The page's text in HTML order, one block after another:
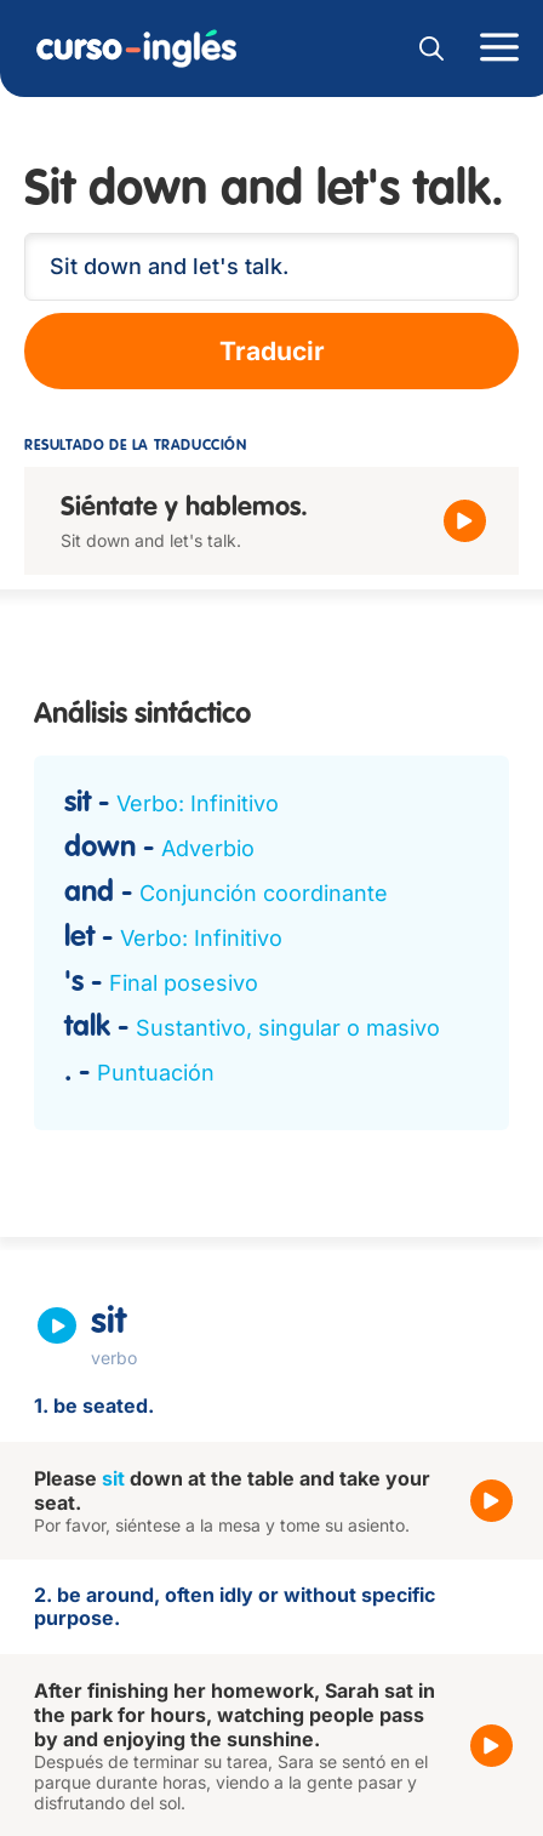
Sit down and let's talk.
Traducir
RESULTADO DE LA TRADUCCIÓN
Siéntate y hablemos.
Sit down and let's talk.
Análisis sintáctico
sit Verbo: Infinitivo
down Adverbio
and Conjunción coordinante
let Verbo: Infinitivo
's Final posesivo
talk Sustantivo, singular o masivo
. Puntuación
sit
verbo
1. be seated.
Please sit down at the table and take your
seat.
Por favor, siéntese a la mesa y tome su asiento.
2. be around, often idly or without specific
purpose.
After finishing her homework, Sarah sat in
the park for hours, watching people pass
by and enjoying the sunshine.
Después de terminar su tarea, Sara se sentó en el
parque durante horas, viendo a la gente pasar y
disfrutando del sol.